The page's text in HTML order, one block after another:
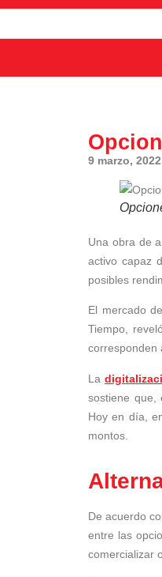
9 marzo, 2022
Una obra de
activo capaz
posibles
El mercado
Tiempo,
corresponden
La
sostiene que,
Hoy en día,
montos.
De acuerdo
entre las
comercializar